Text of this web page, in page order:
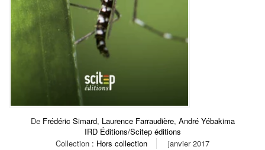
De Frédéric Simard, Laurence Farraudière, André Yébakima
IRD Éditions/Scitep éditions
Collection : Hors collection janvier 2017